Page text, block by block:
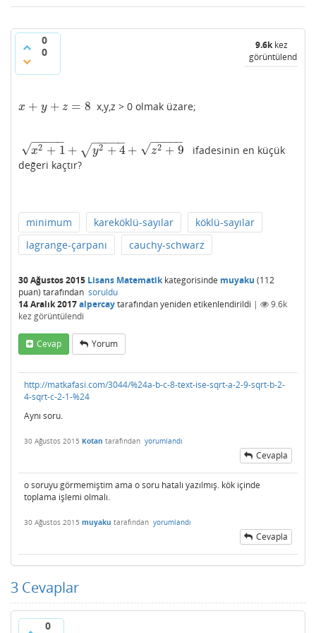
0
0
9.6kkez
görüntülendi
x + y + z = 8
x+ y+ z= 8 x,y,z > 0 olmak üzare;
x2 + 1
− −
−−−
√ + y2 + 4
− −
−−−
√ + z2 + 9
− −
−−−
√
x2+1 +y2 + 4+z 2+9
ifadesinin en küçük
değeri kaçtır?
minimum kareköklü-sayılar
köklü-sayılar
lagrange-çarpanı
cauchy-schwarz
30 Ağustos 2015 Lisans Matematikkategorisinde muyaku (112
puan) tarafından soruldu
14 Aralık 2017alpercaytarafındanyeniden etikenlendirildi |
9.6k
kez görüntülendi
Cevap Yorum
http://matkafasi.com/3044/%24a-b-c-8-text-ise-sqrt-a-2-9-sqrt-b-2-
4-sqrt-c-2-1-%24
Aynı soru.
30 Ağustos 2015 Kotan tarafından yorumlandı
Cevapla
o soruyu görmemiştim ama o soru hatalı yazılmış. kök içinde
toplama işlemi olmalı.
30 Ağustos 2015 muyaku tarafından yorumlandı
Cevapla
3 Cevaplar
0